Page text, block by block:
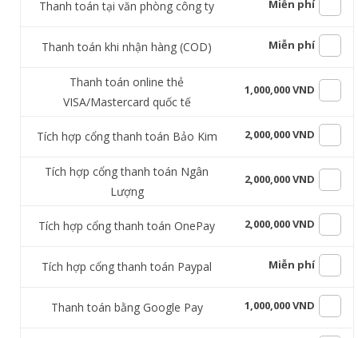
Thanh toán tại văn phòng công ty Miễn phí
Thanh toán khi nhận hàng (COD) Miễn phí
Thanh toán online thẻ
VISA/Mastercard quốc tế
1,000,000 VND
Tích hợp cổng thanh toán Bảo Kim 2,000,000 VND
Tích hợp cổng thanh toán Ngân
Lượng
2,000,000 VND
Tích hợp cổng thanh toán OnePay 2,000,000 VND
Tích hợp cổng thanh toán Paypal Miễn phí
Thanh toán bằng Google Pay 1,000,000 VND